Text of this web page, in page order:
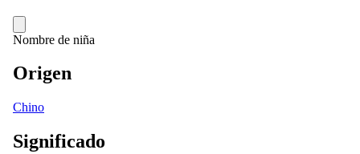
Nombre de niña
Origen
Chino
Significado